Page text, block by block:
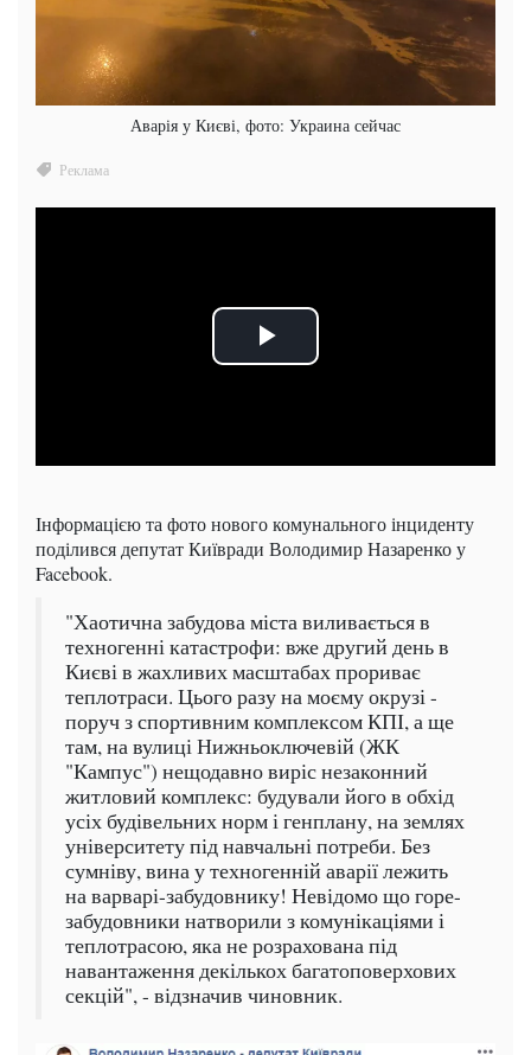
Аварія у Києві, фото: Украина сейчас
Інформацією та фото нового комунального інциденту
поділився депутат Київради Володимир Назаренко у
Facebook.
"Хаотична забудова міста виливається в
техногенні катастрофи: вже другий день в
Києві в жахливих масштабах прориває
теплотраси. Цього разу на моєму окрузі -
поруч з спортивним комплексом КПІ, а ще
там, на вулиці Нижньоключевій (ЖК
"Кампус") нещодавно виріс незаконний
житловий комплекс: будували його в обхід
усіх будівельних норм і генплану, на землях
університету під навчальні потреби. Без
сумніву, вина у техногенній аварії лежить
на варварі-забудовнику! Невідомо що горе-
забудовники натворили з комунікаціями і
теплотрасою, яка не розрахована під
навантаження декількох багатоповерхових
секцій", - відзначив чиновник.